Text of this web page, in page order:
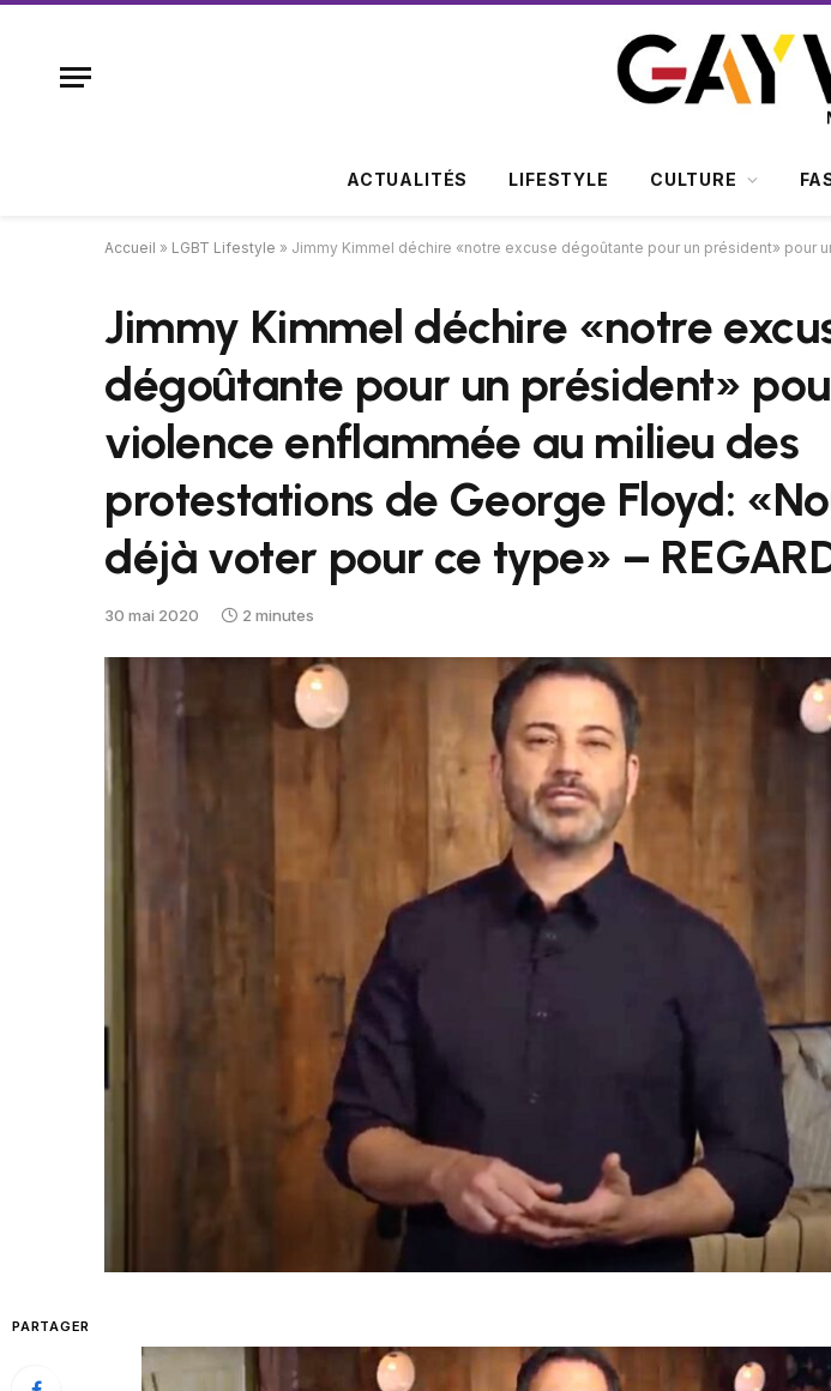
ACTUALITÉS LIFESTYLE CULTURE
Accueil » LGBT Lifestyle » Jimmy Kimmel déchire «notre excuse dégoûtante pour un président» pour une violence
Jimmy Kimmel déchire «notre
dégoûtante pour un président»
violence enflammée au milieu des
protestations de George Floyd:
déjà voter pour ce type» –
30 mai 2020 2 minutes
PARTAGER